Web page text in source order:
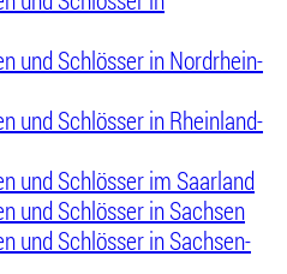
und Schlösser in Nordrhein-
und Schlösser in Rheinland-
und Schlösser im Saarland
und Schlösser in Sachsen
und Schlösser in Sachsen-